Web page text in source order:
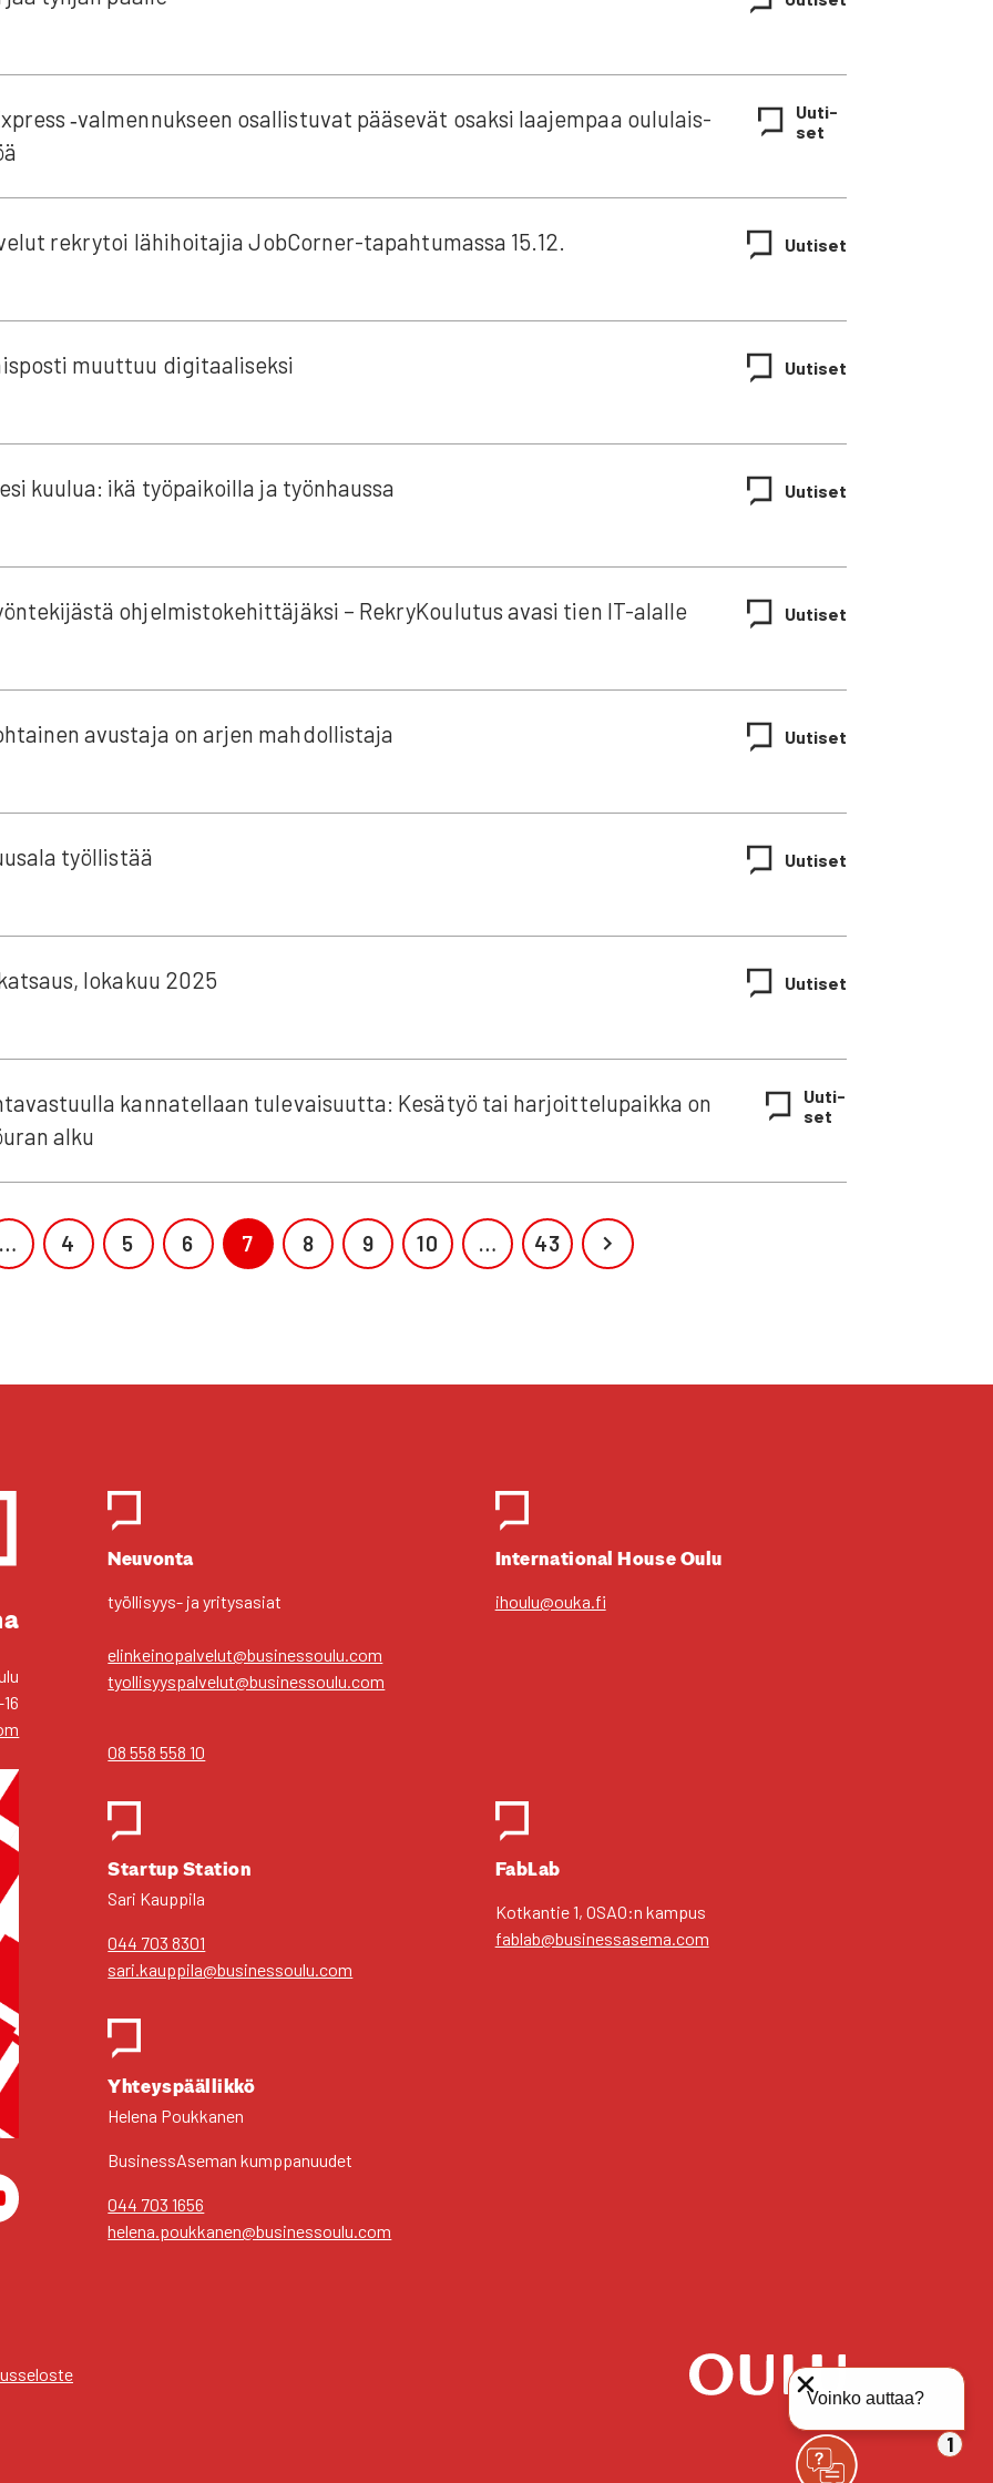
‑val­men­nuk­seen osal­lis­tu­vat pää­se­vät osak­si laa­jem­paa oulu­lais­
Uuti­
set
rek­ry­toi lähi­hoi­ta­jia JobCor­­ner-tapah­­tu­­mas­­sa 15.12. Uuti­set
muut­tuu digi­taa­li­sek­si Uuti­set
kuu­lua: ikä työ­pai­koil­la ja työn­haus­sa Uuti­set
ohjel­mis­to­ke­hit­tä­jäk­si – Rek­ry­Kou­lu­tus ava­si tien IT-alal­­le Uuti­set
avus­ta­ja on arjen mah­dol­lis­ta­ja Uuti­set
työl­lis­tää Uuti­set
loka­kuu 2025 Uuti­set
kan­na­tel­laan tule­vai­suut­ta: Kesä­työ tai har­joit­te­lu­paik­ka on
alku
Uuti­
set
… 4 5 6 7 8 9 10 … 43
Yhteys­hen­ki­löt
Neu­von­ta
työl­li­syys- ja yri­tys­asiat
elinkeinopalvelut@businessoulu.com
tyollisyyspalvelut@businessoulu.com
08 558 558 10
Inter­na­tio­nal House Oulu
ihoulu@ouka.fi
Star­tup Sta­tion
Sari Kaup­pi­la
044 703 8301
sari.kauppila@businessoulu.com
FabLab
Kot­kan­tie 1, OSAO:n kam­pus
fablab@businessasema.com
Yhteys­pääl­lik­kö
Hele­na Pouk­ka­nen
Business­Aseman kump­pa­nuu­det
044 703 1656
helena.poukkanen@businessoulu.com
Voinko auttaa?
1